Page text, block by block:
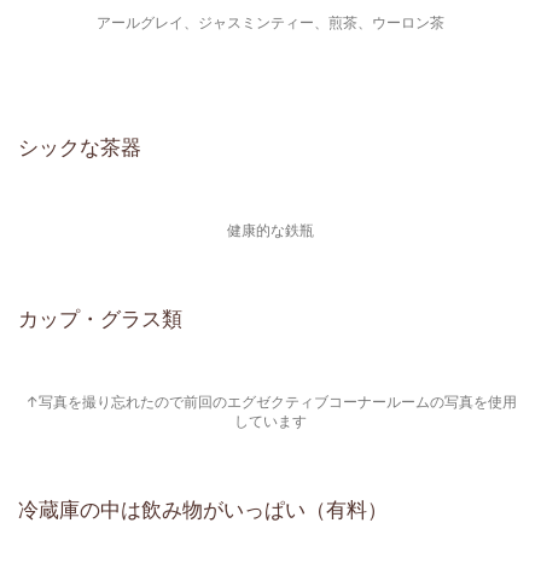
アールグレイ、ジャスミンティー、煎茶、ウーロン茶
シックな茶器
健康的な鉄瓶
カップ・グラス類
↑写真を撮り忘れたので前回のエグゼクティブコーナールームの写真を使用
しています
冷蔵庫の中は飲み物がいっぱい（有料）